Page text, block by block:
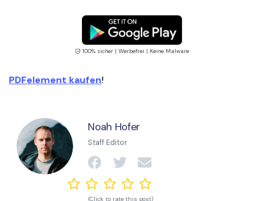
100% sicher | Werbefrei | Keine Malware
PDFelement kaufen!
Noah Hofer
Staff Editor
(Click to rate this post)